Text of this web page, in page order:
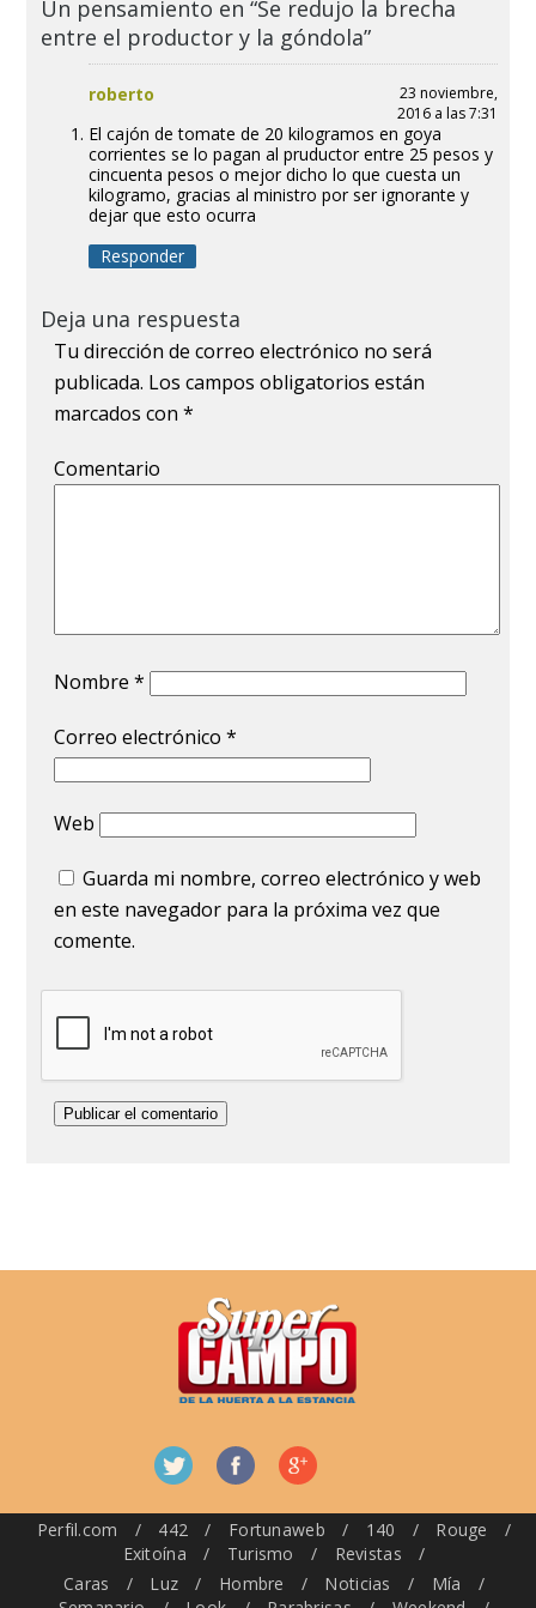
Un pensamiento en “Se redujo la brecha
entre el productor y la góndola”
roberto
23 noviembre,
2016 a las 7:31
El cajón de tomate de 20 kilogramos en goya
corrientes se lo pagan al pruductor entre 25 pesos y
cincuenta pesos o mejor dicho lo que cuesta un
kilogramo, gracias al ministro por ser ignorante y
dejar que esto ocurra
Responder
Deja una respuesta
Tu dirección de correo electrónico no será
publicada. Los campos obligatorios están
marcados con*
Comentario
Nombre*
Correo electrónico*
Web
Guarda mi nombre, correo electrónico y web
en este navegador para la próxima vez que
comente.
Perfil.com / 442 / Fortunaweb / 140 / Rouge
/
Exitoína
/ Turismo / Revistas
/
Caras
/ Luz / Hombre / Noticias / Mía
/